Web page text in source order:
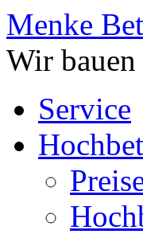
Menke
Wir
Service